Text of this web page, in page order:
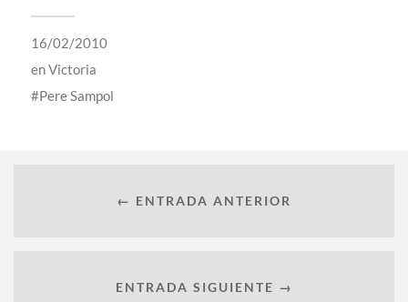
16/02/2010
enVictoria
Pere Sampol
← ENTRADA ANTERIOR
ENTRADA SIGUIENTE →